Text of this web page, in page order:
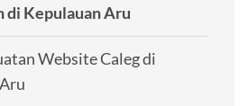
di Kepulauan Aru
Website Caleg di